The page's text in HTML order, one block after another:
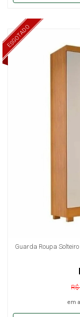
ESGOTADO
Guarda Roupa
em